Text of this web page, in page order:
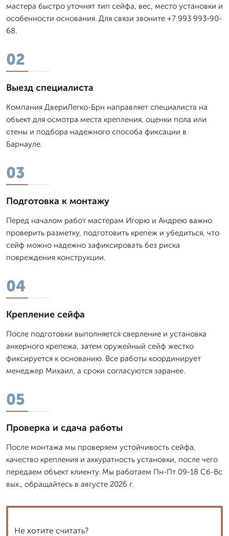
мастера быстро уточнят тип сейфа, вес, место установки и
особенности основания. Для связи звоните +7 993 993-90-
68.
02
Выезд специалиста
Компания ДвериЛегко-Брн направляет специалиста на
объект для осмотра места крепления, оценки пола или
стены и подбора надежного способа фиксации в
Барнауле.
03
Подготовка к монтажу
Перед началом работ мастерам Игорю и Андрею важно
проверить разметку, подготовить крепеж и убедиться, что
сейф можно надежно зафиксировать без риска
повреждения конструкции.
04
Крепление сейфа
После подготовки выполняется сверление и установка
анкерного крепежа, затем оружейный сейф жестко
фиксируется к основанию. Все работы координирует
менеджер Михаил, а сроки согласуются заранее.
05
Проверка и сдача работы
После монтажа мы проверяем устойчивость сейфа,
качество крепления и аккуратность установки, после чего
передаем объект клиенту. Мы работаем Пн-Пт 09-18 Сб-Вс
вых., обращайтесь в августе 2026 г.
Не хотите считать?